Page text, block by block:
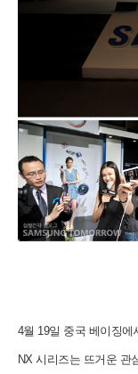
4월 19일 중국 베이징
NX 시리즈는 뜨거운 관